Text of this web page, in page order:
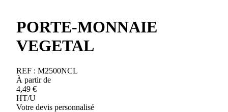
PORTE-MONNAIE
VEGETAL
REF : M2500NCL
À partir de
4,49 €
HT/U
Votre devis personnalisé